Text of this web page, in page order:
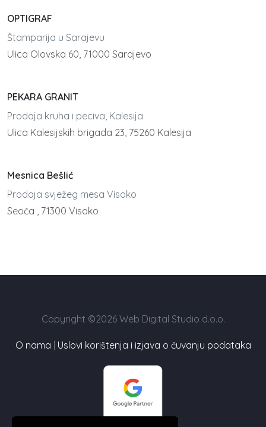
OPTIGRAF
Štamparija u Sarajevu
Ulica Olovska 60, 71000 Sarajevo
PEKARA GRANIT
Prodaja kruha i peciva, Kalesija
Ulica Kalesijskih brigada 23, 75260 Kalesija
Mesnica Bešlić
Prodaja svježeg mesa Visoko
Seoča , 71300 Visoko
Copyright ©2026 Web Digital Studio d.o.o.
O nama Uslovi korištenja i izjava o čuvanju podataka